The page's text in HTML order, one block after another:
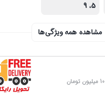
5، 9
مشاهده همه ویژگی‌ها
برای سفارشات بالای 10 میلیون تومان